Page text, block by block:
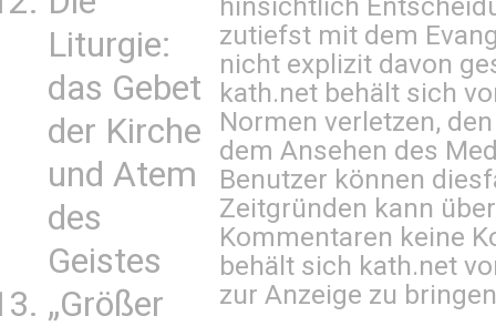
Liturgie:
das Gebet
der Kirche
und Atem
des
Geistes
„Größer
zutiefst mit dem
nicht explizit davon
kath.net behält sich
Normen verletzen,
dem Ansehen des
Benutzer können
Zeitgründen kann
Kommentaren keine
behält sich kath.net
zur Anzeige zu